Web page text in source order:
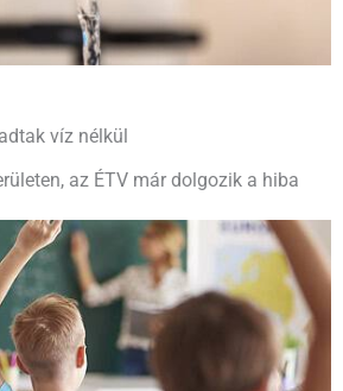
víz nélkül
az ÉTV már dolgozik a hiba